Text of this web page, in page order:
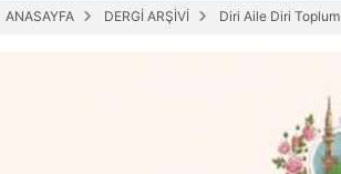
ANASAYFA DERGİ ARŞİVİ Diri Aile Diri Toplum